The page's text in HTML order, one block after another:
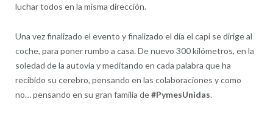
luchar todos en la misma dirección.
Una vez finalizado el evento y finalizado el día el capi se dirige al
coche, para poner rumbo a casa. De nuevo 300 kilómetros, en la
soledad de la autovía y meditando en cada palabra que ha
recibido su cerebro, pensando en las colaboraciones y como
no… pensando en su gran familia de#PymesUnidas.